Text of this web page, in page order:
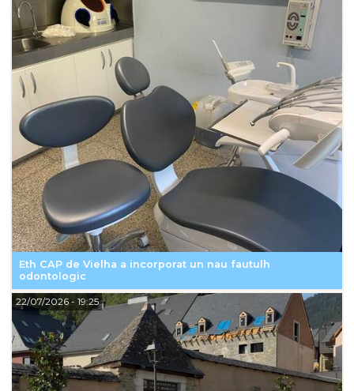
Eth CAP de Vielha a incorporat un nau fautulh
odontologic
22/07/2026- 19:25